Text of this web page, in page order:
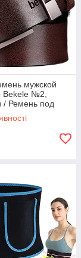
мужской
Bekele №2,
/ Ремень под
шкіряний